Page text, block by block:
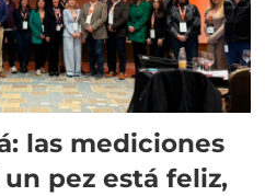
las mediciones
pez está feliz,